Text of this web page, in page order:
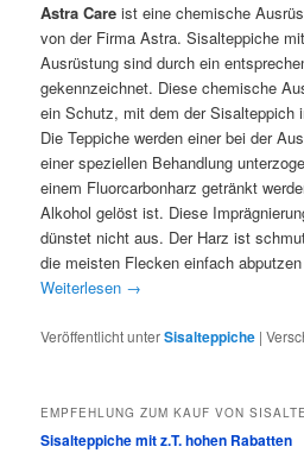
Astra Care ist eine chemische
von der Firma Astra. Sisalteppiche
Ausrüstung sind durch ein
gekennzeichnet. Diese chemische
ein Schutz, mit dem der Sisalteppich
Die Teppiche werden einer bei der
einer speziellen Behandlung
einem Fluorcarbonharz getränkt
Alkohol gelöst ist. Diese
dünstet nicht aus. Der Harz ist
die meisten Flecken einfach
Weiterlesen →
Veröffentlicht unterSisalteppiche |
EMPFEHLUNG ZUM KAUF VON
Sisalteppiche mit z.T. hohen Rabatten